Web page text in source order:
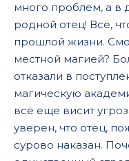
много проблем, а в
родной отец! Всё,
прошлой жизни.
местной магией?
отказали в
магическую
всё еще висит
уверен, что отец,
сурово наказан.